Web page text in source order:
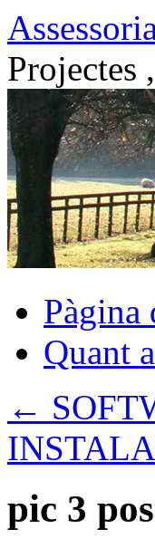
Vés
al
contingut
Projectes
Quant
←
pic 3